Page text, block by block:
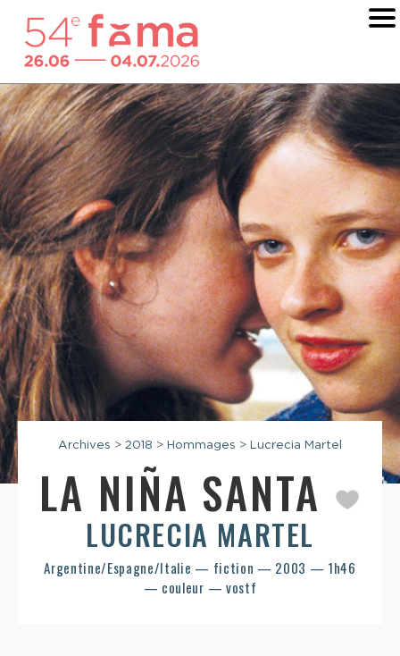
Archives > 2018 > Hommages > Lucrecia Martel
LA NIÑA SANTA
LUCRECIA MARTEL
Argentine/Espagne/Italie — fiction — 2003 — 1h46
— couleur — vostf